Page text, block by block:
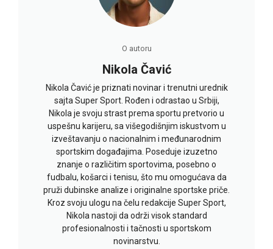
O autoru
Nikola Čavić
Nikola Čavić je priznati novinar i trenutni urednik
sajta Super Sport. Rođen i odrastao u Srbiji,
Nikola je svoju strast prema sportu pretvorio u
uspešnu karijeru, sa višegodišnjim iskustvom u
izveštavanju o nacionalnim i međunarodnim
sportskim događajima. Poseduje izuzetno
znanje o različitim sportovima, posebno o
fudbalu, košarci i tenisu, što mu omogućava da
pruži dubinske analize i originalne sportske priče.
Kroz svoju ulogu na čelu redakcije Super Sport,
Nikola nastoji da održi visok standard
profesionalnosti i tačnosti u sportskom
novinarstvu.